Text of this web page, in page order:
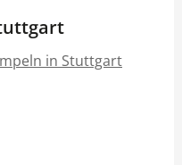
in Stuttgart